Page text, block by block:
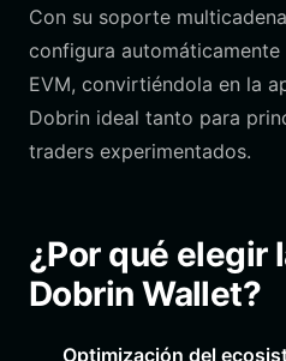
Con su soporte
configura
EVM, convirtiéndola en la
Dobrin ideal tanto para
traders experimentados.
¿Por qué elegir
Dobrin Wallet?
Optimización del